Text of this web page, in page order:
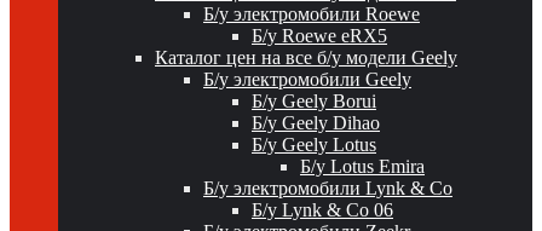
Б/у электромобили Roewe
Б/у Roewe eRX5
Каталог цен на все б/у модели Geely
Б/у электромобили Geely
Б/у Geely Borui
Б/у Geely Dihao
Б/у Geely Lotus
Б/у Lotus Emira
Б/у электромобили Lynk & Co
Б/у Lynk & Co 06